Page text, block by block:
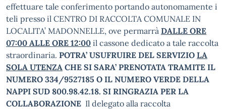
effettuare tale conferimento portando autonomamente i
teli presso il CENTRO DI RACCOLTA COMUNALE IN
LOCALITA’ MADONNELLE, ove permarrà DALLE ORE
07:00 ALLE ORE 12:00 il cassone dedicato a tale raccolta
straordinaria. POTRA’ USUFRUIRE DEL SERVIZIO LA
SOLA UTENZA CHE SI SARA’ PRENOTATA TRAMITE IL
NUMERO 334/9527185 O IL NUMERO VERDE DELLA
NAPPI SUD 800.98.42.18. SI RINGRAZIA PER LA
COLLABORAZIONE Il delegato alla raccolta